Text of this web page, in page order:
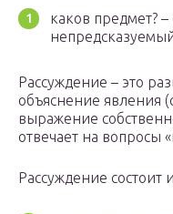
каков предмет?
Рассуждение – это
объяснение явления
выражение
отвечает на вопросы
Рассуждение состоит